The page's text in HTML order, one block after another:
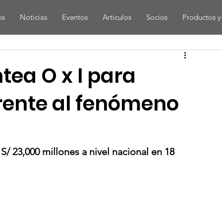
Noticias Eventos Articulos Socios Productos
O x I para
al fenómeno
23,000 millones a nivel nacional en 18